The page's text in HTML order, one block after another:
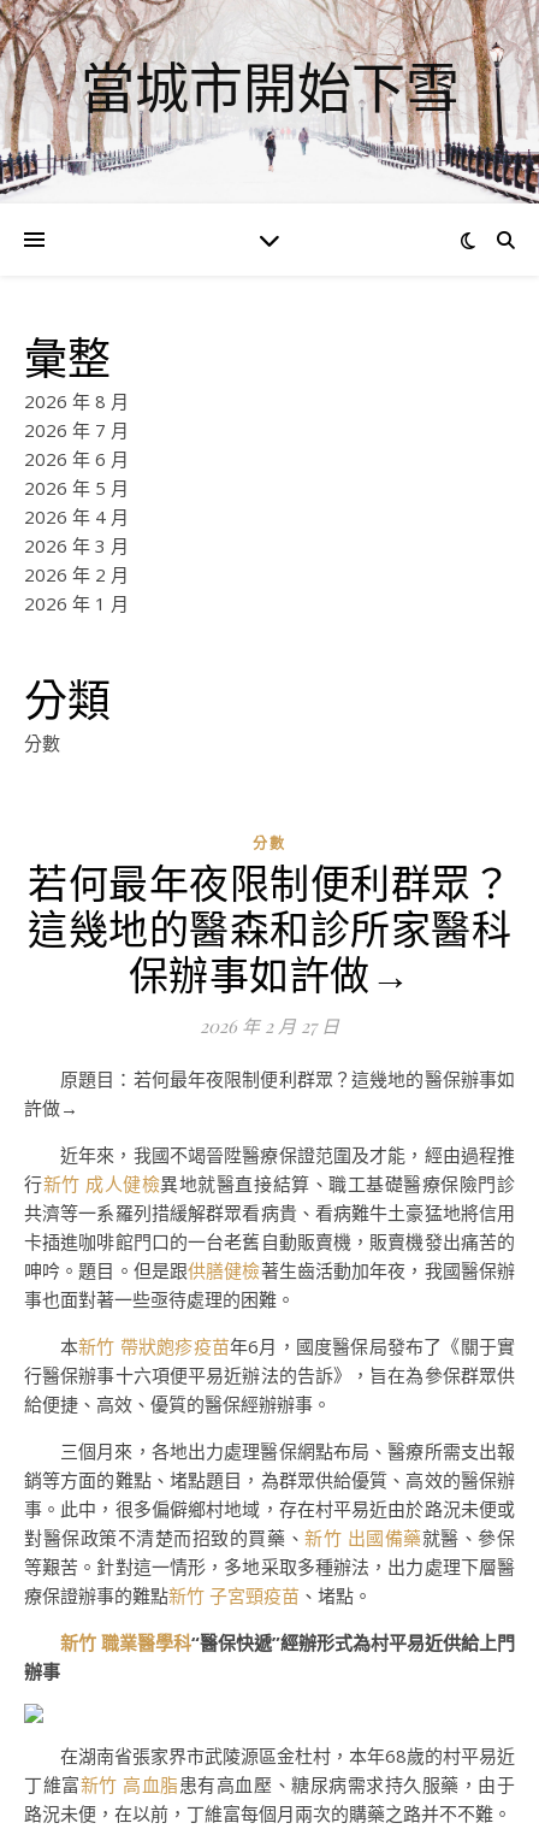
當城市開始下雪
彙整
2026 年 8 月
2026 年 7 月
2026 年 6 月
2026 年 5 月
2026 年 4 月
2026 年 3 月
2026 年 2 月
2026 年 1 月
分類
分數
分數
若何最年夜限制便利群眾？
這幾地的醫森和診所家醫科
保辦事如許做→
2026 年 2 月 27 日
原題目：若何最年夜限制便利群眾？這幾地的醫保辦事如
許做→
近年來，我國不竭晉陞醫療保證范圍及才能，經由過程推
行新竹 成人健檢異地就醫直接結算、職工基礎醫療保險門診
共濟等一系羅列措緩解群眾看病貴、看病難牛土豪猛地將信用
卡插進咖啡館門口的一台老舊自動販賣機，販賣機發出痛苦的
呻吟。題目。但是跟供膳健檢著生齒活動加年夜，我國醫保辦
事也面對著一些亟待處理的困難。
本新竹 帶狀皰疹疫苗年6月，國度醫保局發布了《關于實
行醫保辦事十六項便平易近辦法的告訴》，旨在為參保群眾供
給便捷、高效、優質的醫保經辦辦事。
三個月來，各地出力處理醫保網點布局、醫療所需支出報
銷等方面的難點、堵點題目，為群眾供給優質、高效的醫保辦
事。此中，很多偏僻鄉村地域，存在村平易近由於路況未便或
對醫保政策不清楚而招致的買藥、新竹 出國備藥就醫、參保
等艱苦。針對這一情形，多地采取多種辦法，出力處理下層醫
療保證辦事的難點新竹 子宮頸疫苗 、堵點。
新竹 職業醫學科“醫保快遞”經辦形式為村平易近供給上門
辦事
在湖南省張家界市武陵源區金杜村，本年68歲的村平易近
丁維富新竹 高血脂患有高血壓、糖尿病需求持久服藥，由于
路況未便，在以前，丁維富每個月兩次的購藥之路并不不難。